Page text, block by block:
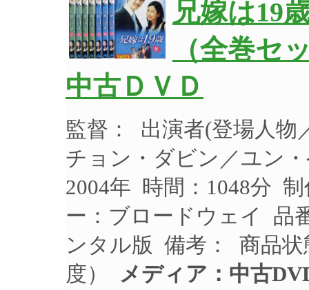
兄嫁は19
（全巻
中古ＤＶＤ
監督： 出演者(登場人物
チョン・ダビン／ユン
2004年 時間：1048分
ー：ブロードウェイ 品
ンタル版 備考： 商品
度）
メディア：中古